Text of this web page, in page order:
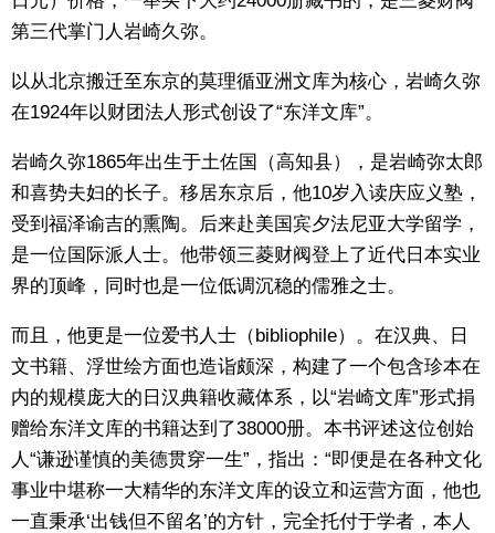
第三代掌门人岩崎久弥。
以从北京搬迁至东京的莫理循亚洲文库为核心，岩崎久弥
在1924年以财团法人形式创设了“东洋文库”。
岩崎久弥1865年出生于土佐国（高知县），是岩崎弥太郎
和喜势夫妇的长子。移居东京后，他10岁入读庆应义塾，
受到福泽谕吉的熏陶。后来赴美国宾夕法尼亚大学留学，
是一位国际派人士。他带领三菱财阀登上了近代日本实业
界的顶峰，同时也是一位低调沉稳的儒雅之士。
而且，他更是一位爱书人士（bibliophile）。在汉典、日
文书籍、浮世绘方面也造诣颇深，构建了一个包含珍本在
内的规模庞大的日汉典籍收藏体系，以“岩崎文库”形式捐
赠给东洋文库的书籍达到了38000册。本书评述这位创始
人“谦逊谨慎的美德贯穿一生”，指出：“即便是在各种文化
事业中堪称一大精华的东洋文库的设立和运营方面，他也
一直秉承‘出钱但不留名’的方针，完全托付于学者，本人